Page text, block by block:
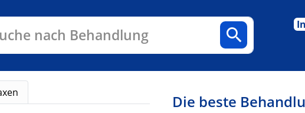
nach Behandlung
Die beste